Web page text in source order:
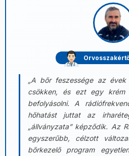
„A bőr feszessége az évek
csökken, és ezt egy krém
befolyásolni. A
hőhatást juttat az
„állványzata” képződik. Az
egyszerűbb, célzott
bőrkezelő program